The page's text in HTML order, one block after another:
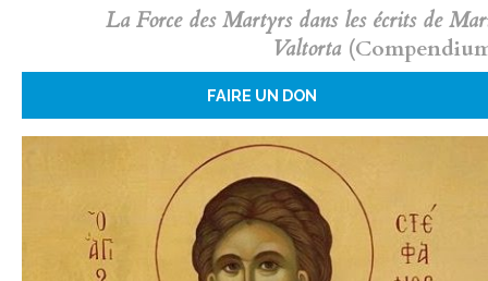
La Force des Martyrs dans les écrits de
Valtorta
FAIRE UN DON